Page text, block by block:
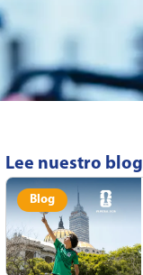
Lee nuestro blog
Blog